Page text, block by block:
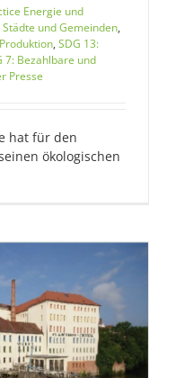
Energie und
und Gemeinden,
, SDG 13:
7: Bezahlbare und
Presse
hat für den
ökologischen